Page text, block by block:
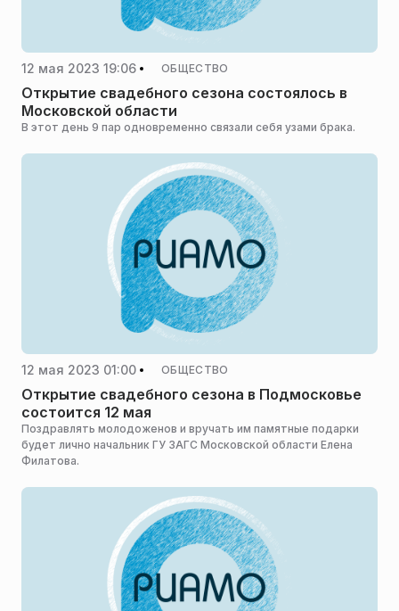
12 мая 2023 19:06 ОБЩЕСТВО
Открытие свадебного сезона состоялось в
Московской области
В этот день 9 пар одновременно связали себя узами брака.
12 мая 2023 01:00 ОБЩЕСТВО
Открытие свадебного сезона в Подмосковье
состоится 12 мая
Поздравлять молодоженов и вручать им памятные подарки
будет лично начальник ГУ ЗАГС Московской области Елена
Филатова.